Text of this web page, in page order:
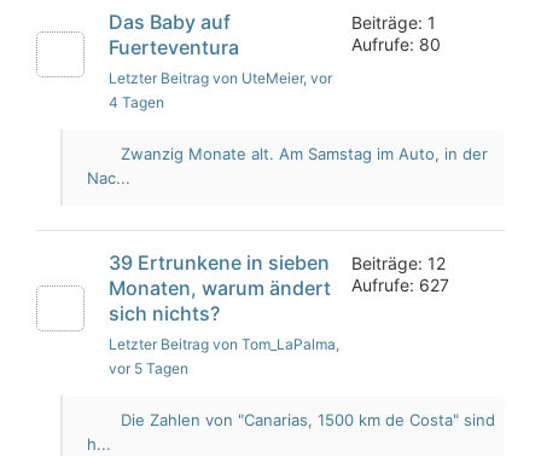
Das Baby auf
Fuerteventura
Letzter Beitrag von UteMeier, vor
4 Tagen
Beiträge: 1
Aufrufe: 80
Zwanzig Monate alt. Am Samstag im Auto, in der
Nac...
39 Ertrunkene in sieben
Monaten, warum ändert
sich nichts?
Letzter Beitrag von Tom_LaPalma,
vor 5 Tagen
Beiträge: 12
Aufrufe: 627
Die Zahlen von "Canarias, 1500 km de Costa" sind
h...